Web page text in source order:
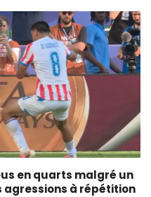
en quarts malgré un
à répétition